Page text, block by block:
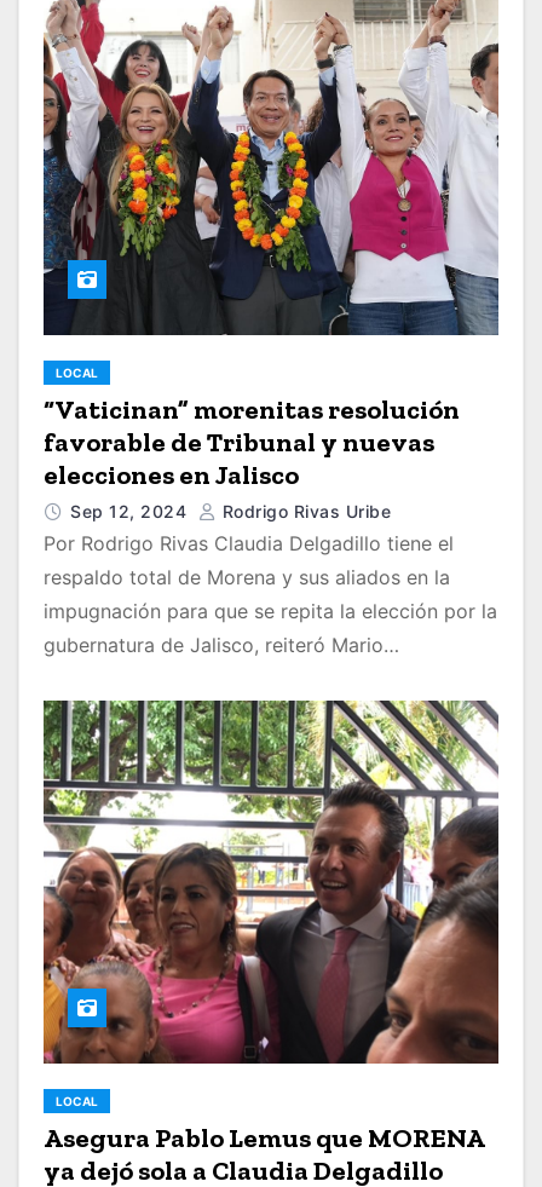
LOCAL
“Vaticinan” morenitas resolución
favorable de Tribunal y nuevas
elecciones en Jalisco
Sep 12, 2024 Rodrigo Rivas Uribe
Por Rodrigo Rivas Claudia Delgadillo tiene el
respaldo total de Morena y sus aliados en la
impugnación para que se repita la elección por la
gubernatura de Jalisco, reiteró Mario…
LOCAL
Asegura Pablo Lemus que MORENA
ya dejó sola a Claudia Delgadillo